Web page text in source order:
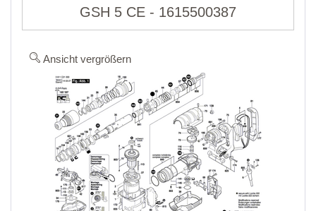
GSH 5 CE - 1615500387
Ansicht vergrößern